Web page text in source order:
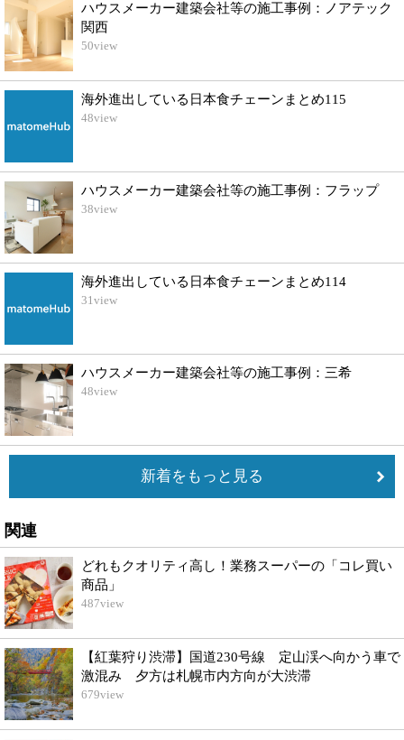
ハウスメーカー建築会社等の施工事例：ノアテック
関西
50view
海外進出している日本食チェーンまとめ115
48view
ハウスメーカー建築会社等の施工事例：フラップ
38view
海外進出している日本食チェーンまとめ114
31view
ハウスメーカー建築会社等の施工事例：三希
48view
新着をもっと見る
関連
どれもクオリティ高し！業務スーパーの「コレ買い
商品」
487view
【紅葉狩り渋滞】国道230号線 定山渓へ向かう車で
激混み 夕方は札幌市内方向が大渋滞
679view